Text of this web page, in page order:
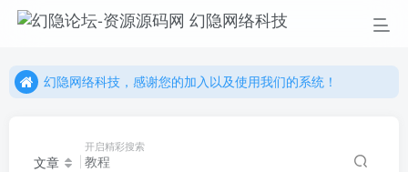
幻隐网络科技，感谢您的加入以及使用我们的系统！
幻隐网络科技，感谢您的加入以及使用我们的系统！
文章
开启精彩搜索